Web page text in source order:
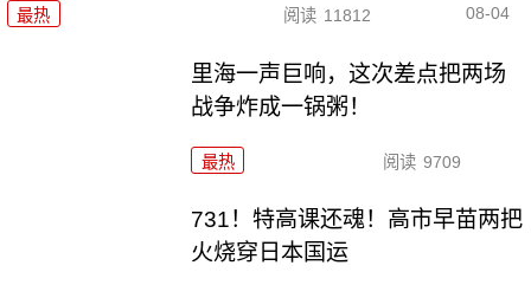
最热 阅读 11812 08-04
里海一声巨响，这次差点把两场
战争炸成一锅粥！
最热 阅读 9709
731！特高课还魂！高市早苗两把
火烧穿日本国运